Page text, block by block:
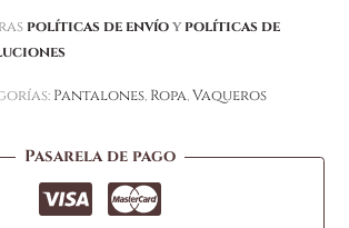
políticas de envíoy políticas de
Pantalones, Ropa,Vaqueros
Pasarela de pago